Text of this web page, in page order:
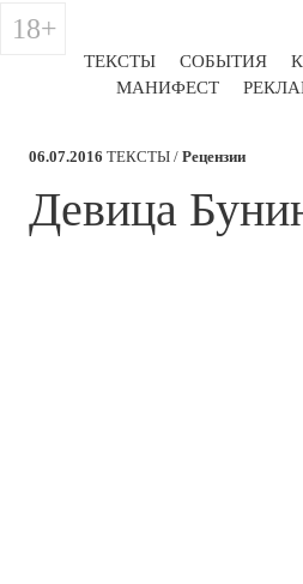
ТЕКСТЫ СОБЫТИЯ
МАНИФЕСТ
18+
06.07.2016 ТЕКСТЫ / Рецензии
​Девица